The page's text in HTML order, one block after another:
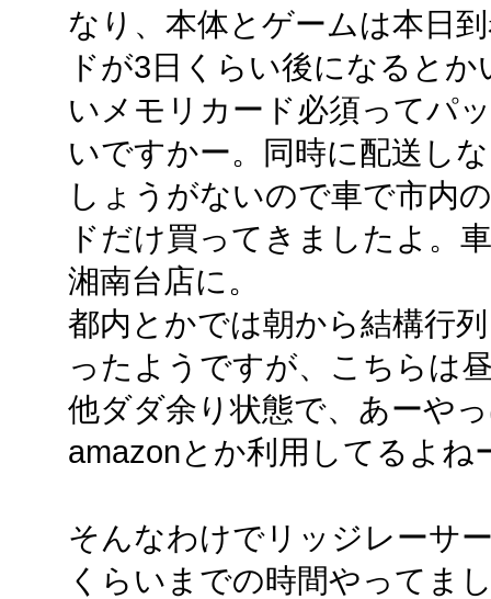
なり、本体とゲームは本日
ドが3日くらい後になると
いメモリカード必須ってパ
いですかー。同時に配送し
しょうがないので車で市内
ドだけ買ってきましたよ。
湘南台店に。
都内とかでは朝から結構行
ったようですが、こちらは
他ダダ余り状態で、あーや
amazonとか利用してるよね
そんなわけでリッジレーサ
くらいまでの時間やってま